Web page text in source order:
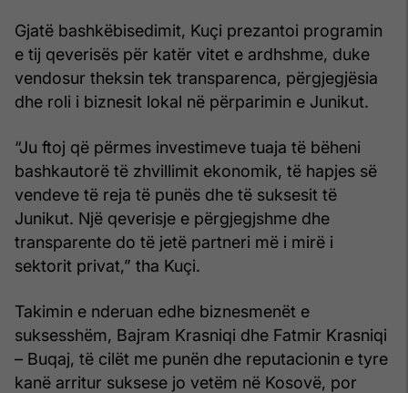
Gjatë bashkëbisedimit, Kuçi prezantoi programin
e tij qeverisës për katër vitet e ardhshme, duke
vendosur theksin tek transparenca, përgjegjësia
dhe roli i biznesit lokal në përparimin e Junikut.
“Ju ftoj që përmes investimeve tuaja të bëheni
bashkautorë të zhvillimit ekonomik, të hapjes së
vendeve të reja të punës dhe të suksesit të
Junikut. Një qeverisje e përgjegjshme dhe
transparente do të jetë partneri më i mirë i
sektorit privat,” tha Kuçi.
Takimin e nderuan edhe biznesmenët e
suksesshëm, Bajram Krasniqi dhe Fatmir Krasniqi
– Buqaj, të cilët me punën dhe reputacionin e tyre
kanë arritur suksese jo vetëm në Kosovë, por